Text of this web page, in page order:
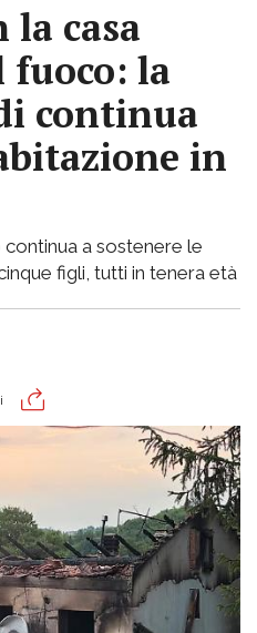
la casa
la
continua
in
a sostenere le
figli, tutti in tenera età